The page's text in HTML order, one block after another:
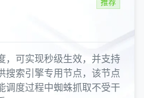
推荐
，可实现秒级生效，并支持
搜索引擎专用节点，该节点
调度过程中蜘蛛抓取不受干